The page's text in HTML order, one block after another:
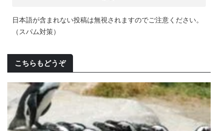
日本語が含まれない投稿は無視されますのでご注意ください。
（スパム対策）
こちらもどうぞ